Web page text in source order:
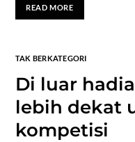
READ MORE
TAK BERKATEGORI
Di luar
lebih dekat
kompetisi